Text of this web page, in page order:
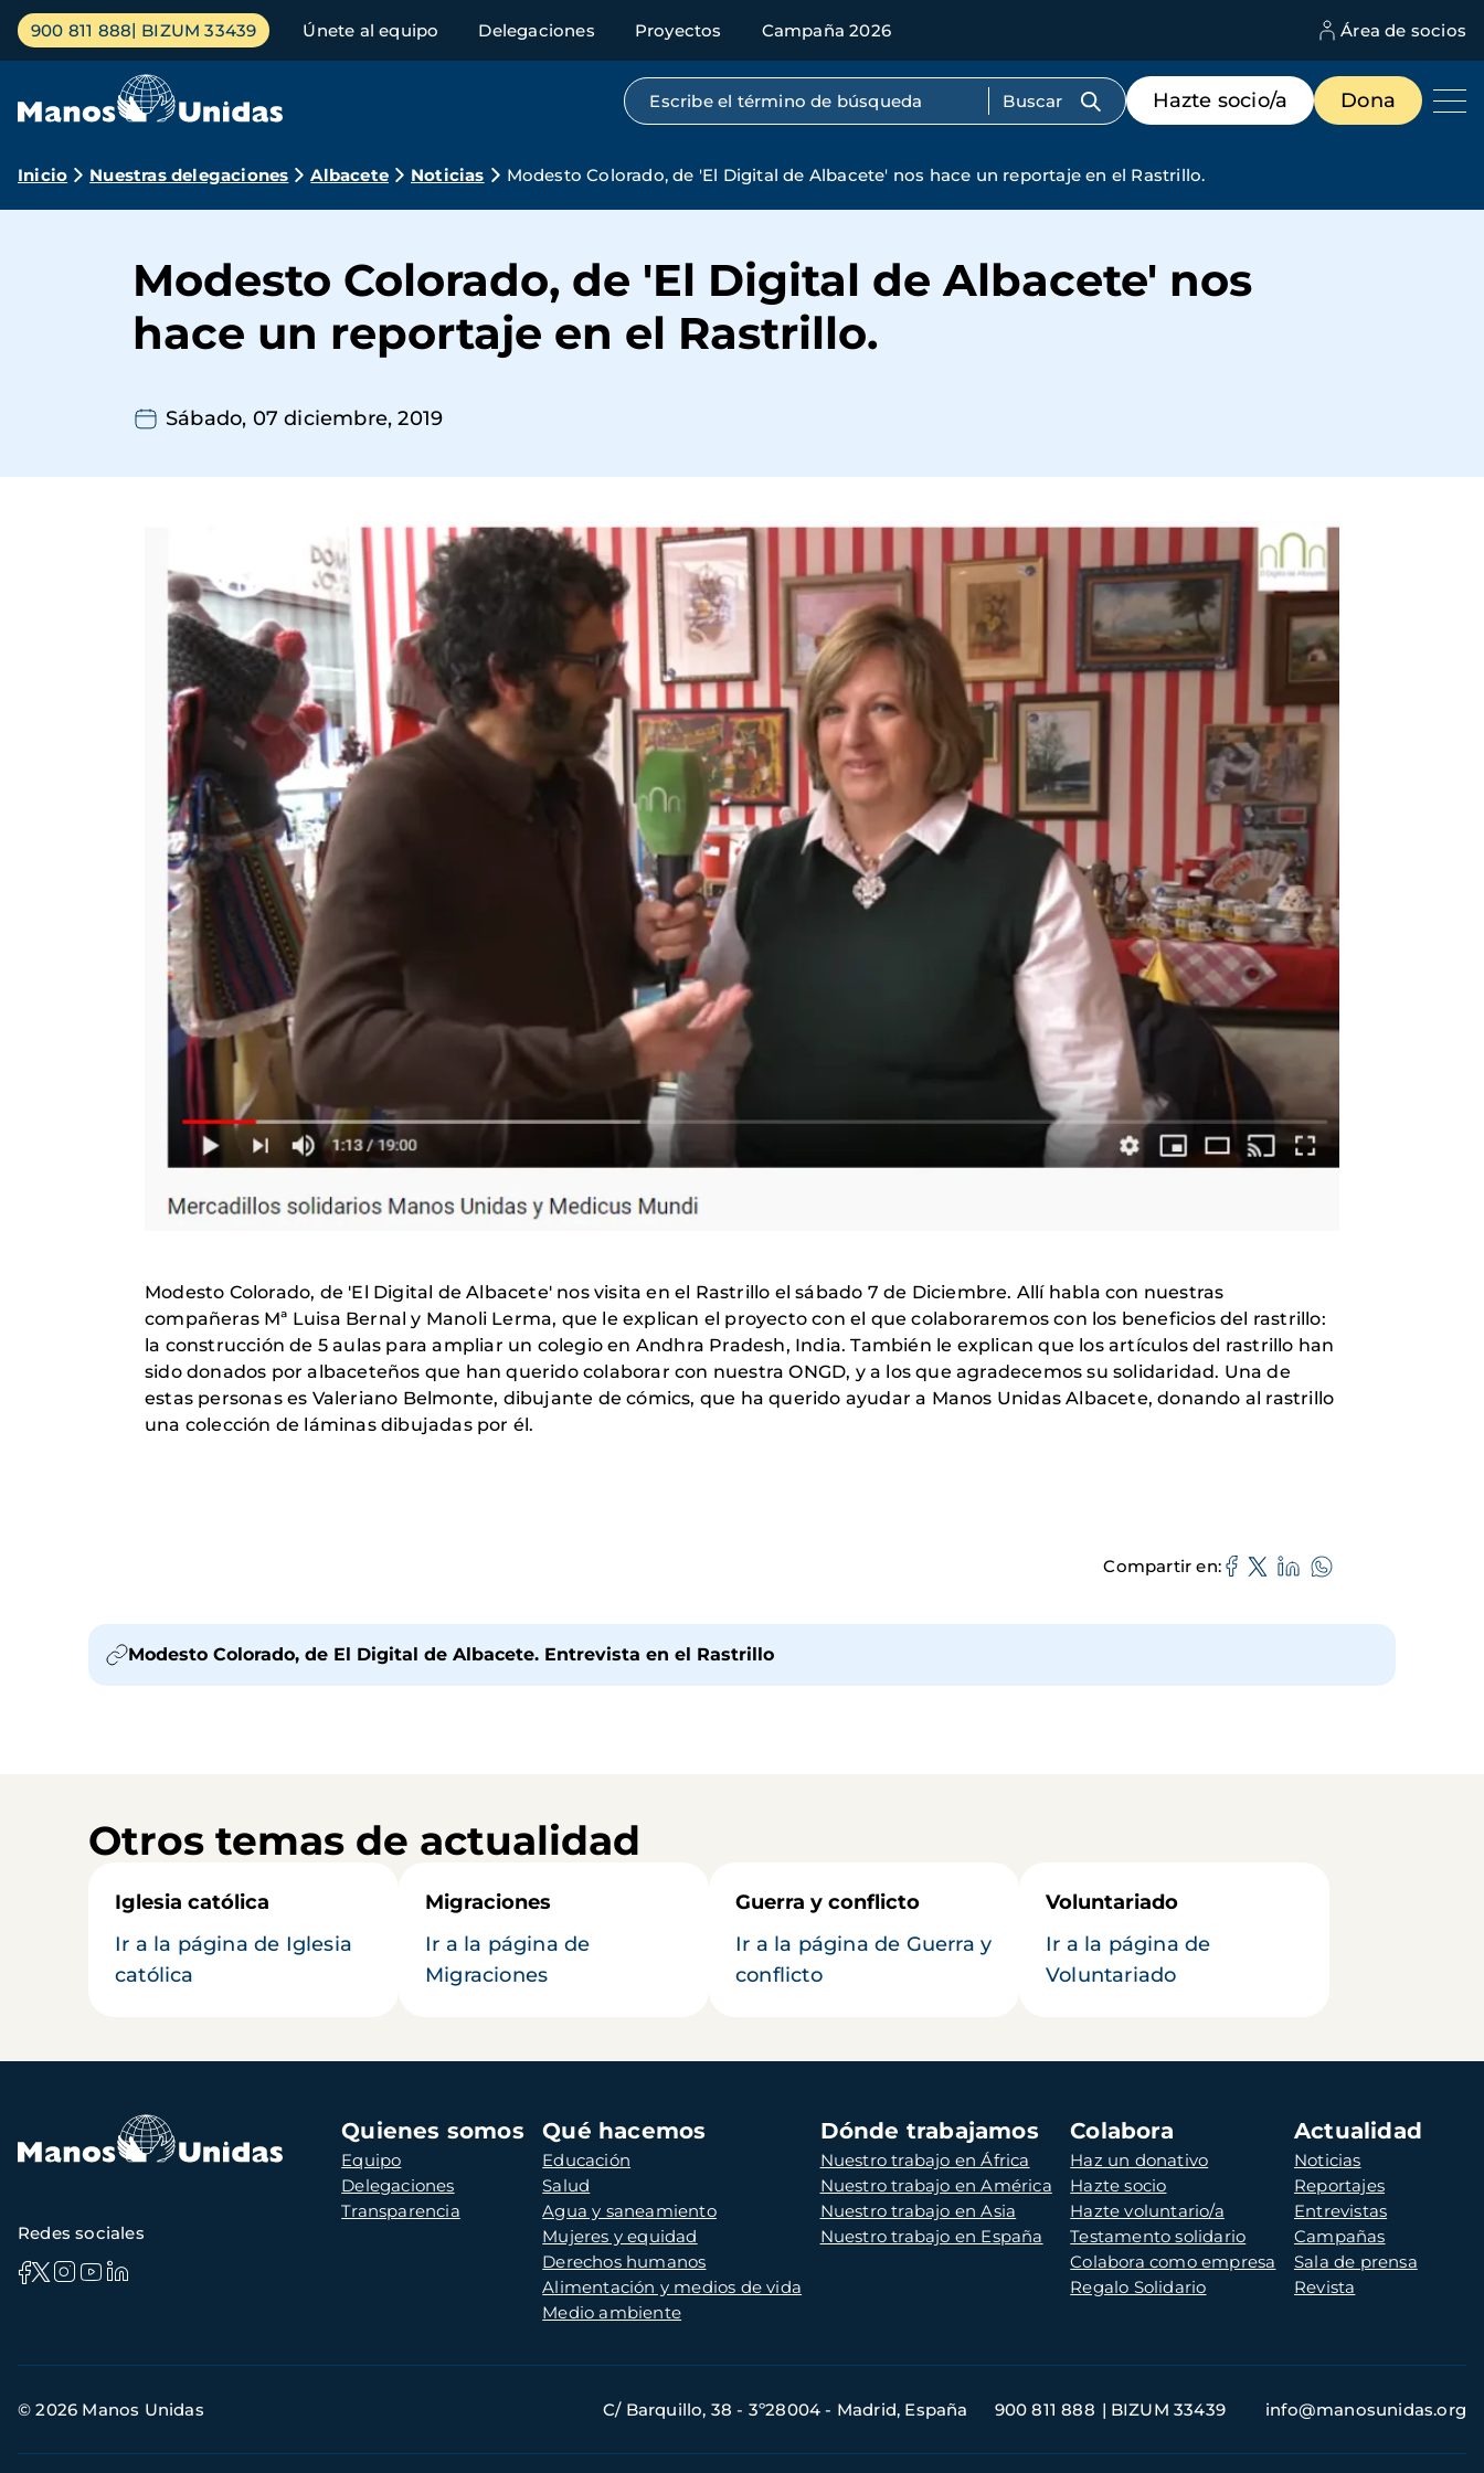
Pasar
contenido
Menú
principal
900 811 888 BIZUM 33439 Únete al equipo Delegaciones Proyectos Campaña 2026 Área de socios
Búsqueda por texto completo
Menú
de
destacados
Hazte socio/a Dona
Ruta
navegación
Inicio Nuestras delegaciones Albacete Noticias Modesto Colorado, de 'El Digital de Albacete' nos hace un reportaje en el Rastrillo.
Modesto Colorado, de 'El Digital de Albacete' nos
hace un reportaje en el Rastrillo.
Sábado, 07 diciembre, 2019
Modesto Colorado, de 'El Digital de Albacete' nos visita en el Rastrillo el sábado 7 de Diciembre. Allí habla con nuestras
compañeras Mª Luisa Bernal y Manoli Lerma, que le explican el proyecto con el que colaboraremos con los beneficios del rastrillo:
la construcción de 5 aulas para ampliar un colegio en Andhra Pradesh, India. También le explican que los artículos del rastrillo han
sido donados por albaceteños que han querido colaborar con nuestra ONGD, y a los que agradecemos su solidaridad. Una de
estas personas es Valeriano Belmonte, dibujante de cómics, que ha querido ayudar a Manos Unidas Albacete, donando al rastrillo
una colección de láminas dibujadas por él.
Compartir en
Modesto Colorado, de El Digital de Albacete. Entrevista en el Rastrillo
Otros temas de actualidad
Iglesia católica
Ir a la página de Iglesia
católica
Migraciones
Ir a la página de
Migraciones
Guerra y conflicto
Ir a la página de Guerra y
conflicto
Voluntariado
Ir a la página de
Voluntariado
Navegación
principal
Quienes somos
Equipo
Delegaciones
Transparencia
Qué hacemos
Educación
Salud
Agua y saneamiento
Mujeres y equidad
Derechos humanos
Alimentación y medios de vida
Medio ambiente
Dónde trabajamos
Nuestro trabajo en África
Nuestro trabajo en América
Nuestro trabajo en Asia
Nuestro trabajo en España
Colabora
Haz un donativo
Hazte socio
Hazte voluntario/a
Testamento solidario
Colabora como empresa
Regalo Solidario
Actualidad
Noticias
Reportajes
Entrevistas
Campañas
Sala de prensa
Revista
Redes sociales
de
© 2026 Manos Unidas C/ Barquillo, 38 - 3º28004 - Madrid, España 900 811 888 BIZUM 33439 info@manosunidas.org